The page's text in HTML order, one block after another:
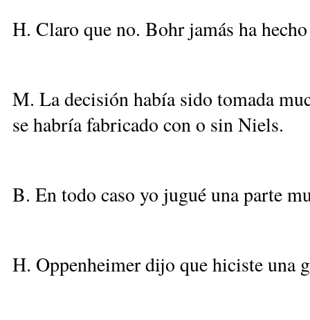
H. Claro que no. Bohr jamás ha
M. La decisión había sido tomada
se habría fabricado con o sin Niels.
B. En todo caso yo jugué una parte
H. Oppenheimer dijo que hiciste una